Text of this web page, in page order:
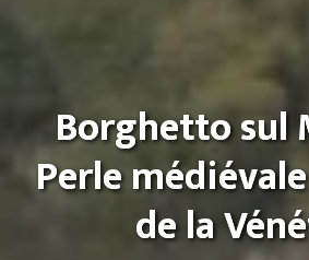
Borghetto sul
Perle
de la